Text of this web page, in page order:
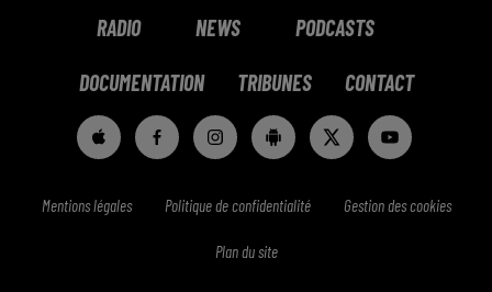
RADIO NEWS PODCASTS
DOCUMENTATION TRIBUNES CONTACT
Mentions légales Politique de confidentialité Gestion des cookies
Plan du site